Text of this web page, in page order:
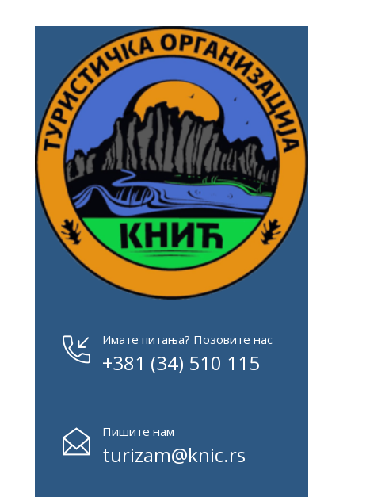
Имате питања? Позовите нас
+381 (34) 510 115
Пишите нам
turizam@knic.rs